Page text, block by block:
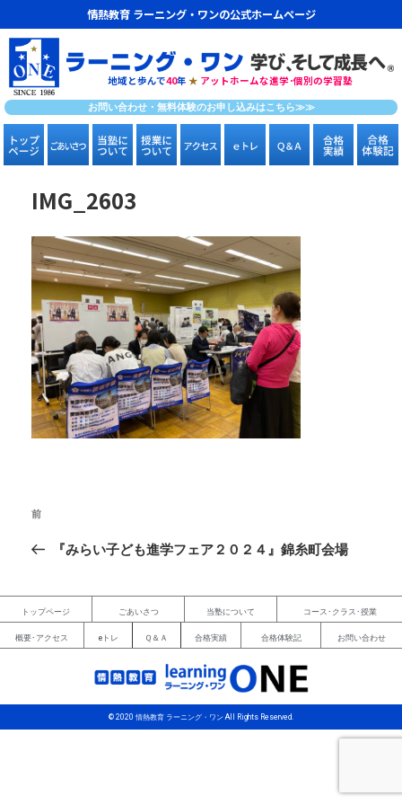
情熱教育 ラーニング・ワンの公式ホームページ
地域と歩んで40年 ★ アットホームな進学･個別の学習塾
お問い合わせ・無料体験のお申し込みはこちら≫≫
IMG_2603
前
『みらい子ども進学フェア２０２４』錦糸町会場
トップページ ごあいさつ 当塾について コース･クラス･授業
概要･アクセス eトレ Ｑ＆Ａ 合格実績 合格体験記 お問い合わせ
© 2020 情熱教育 ラーニング・ワン All Rights Reserved.